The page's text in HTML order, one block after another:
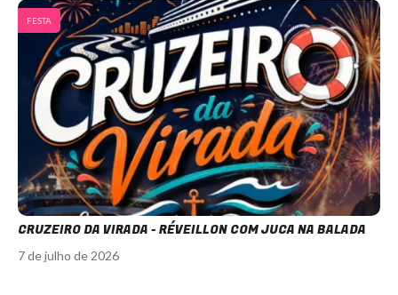
FESTA
CRUZEIRO DA VIRADA - RÉVEILLON COM JUCA NA BALADA
7 de julho de 2026